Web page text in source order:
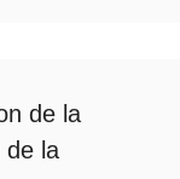
de la
de la